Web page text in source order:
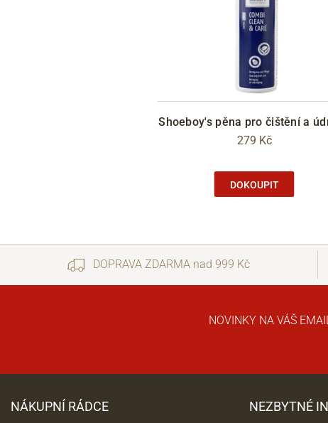
Shoeboy's pěna pro čištění a
279 Kč
DOKOUPIT
DOPRAVA ZDARMA nad 999 Kč
NOVINKY NA VÁŠ EMAIL
NÁKUPNÍ RÁDCE NEZBYTNÉ